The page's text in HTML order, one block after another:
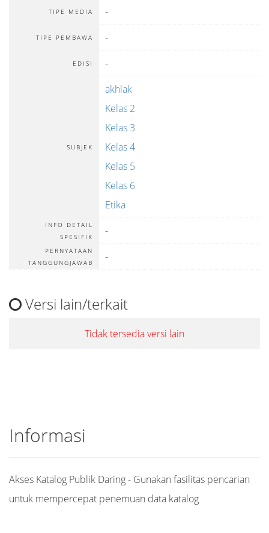
TIPE MEDIA -
TIPE PEMBAWA -
EDISI -
SUBJEK
akhlak
Kelas 2
Kelas 3
Kelas 4
Kelas 5
Kelas 6
Etika
INFO DETAIL
SPESIFIK
-
PERNYATAAN
TANGGUNGJAWAB
-
Versi lain/terkait
Tidak tersedia versi lain
Informasi
Akses Katalog Publik Daring - Gunakan fasilitas pencarian
untuk mempercepat penemuan data katalog